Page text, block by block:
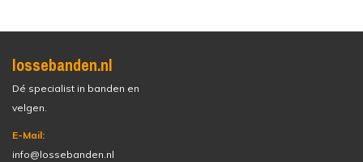
lossebanden.nl
Dé specialist in banden en
velgen.
E-Mail:
info@lossebanden.nl